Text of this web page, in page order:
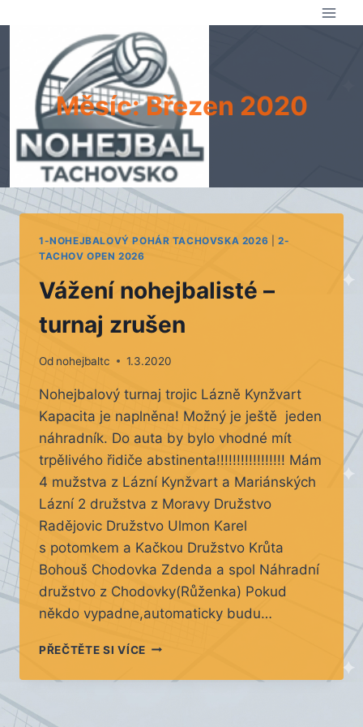
Měsíc: Březen 2020
1-NOHEJBALOVÝ POHÁR TACHOVSKA 2026 |2-
TACHOV OPEN 2026
Vážení nohejbalisté –
turnaj zrušen
Od nohejbaltc 1.3.2020
Nohejbalový turnaj trojic Lázně Kynžvart
Kapacita je naplněna! Možný je ještě jeden
náhradník. Do auta by bylo vhodné mít
trpělivého řidiče abstinenta!!!!!!!!!!!!!!!!! Mám
4 mužstva z Lázní Kynžvart a Mariánských
Lázní 2 družstva z Moravy Družstvo
Radějovic Družstvo Ulmon Karel
s potomkem a Kačkou Družstvo Krůta
Bohouš Chodovka Zdenda a spol Náhradní
družstvo z Chodovky(Růženka) Pokud
někdo vypadne,automaticky budu…
PŘEČTĚTE SI VÍCEVÁŽENÍ
–